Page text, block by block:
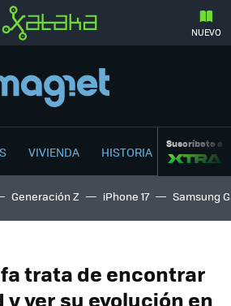
NUEVO
VIVIENDA HISTORIA Suscríbete a
Generación Z iPhone 17 Samsung
trata de encontrar
ver su evolución en